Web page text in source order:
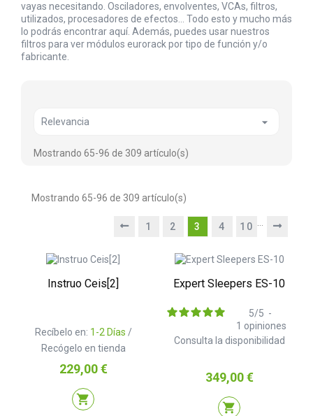
vayas necesitando. Osciladores, envolventes, VCAs, filtros,
utilizados, procesadores de efectos... Todo esto y mucho más
lo podrás encontrar aquí. Además, puedes usar nuestros
filtros para ver módulos eurorack por tipo de función y/o
fabricante.
Relevancia 
Mostrando 65-96 de 309 artículo(s)
Mostrando 65-96 de 309 artículo(s)
1 2 3 4 10
Instruo Ceis[2]
Recíbelo en: 1-2 Días /
Recógelo en tienda
Precio
229,00 €
shopping_cart
Expert Sleepers ES-10
Consulta la disponibilidad
5/5 -
1 opiniones
Precio
349,00 €
shopping_cart